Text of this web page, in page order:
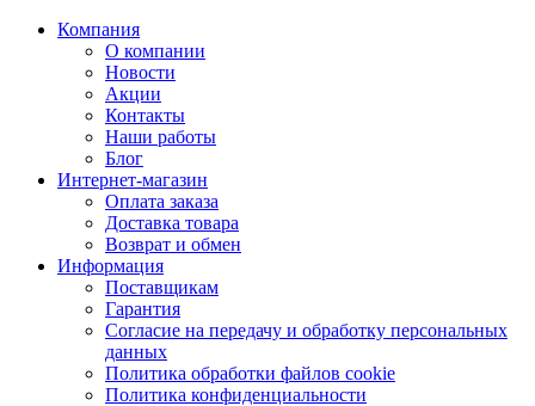
Компания
О компании
Новости
Акции
Контакты
Наши работы
Блог
Интернет-магазин
Оплата заказа
Доставка товара
Возврат и обмен
Информация
Поставщикам
Гарантия
Согласие на передачу и обработку персональных
данных
Политика обработки файлов cookie
Политика конфиденциальности